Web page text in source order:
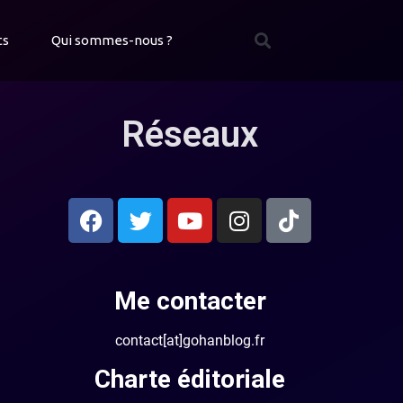
Qui sommes-nous ?
Réseaux
Me contacter
contact[at]gohanblog.fr
Charte éditoriale